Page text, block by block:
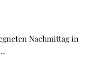
Nachmittag in